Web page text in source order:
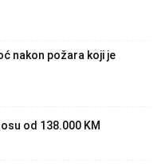
nakon požara koji je
od 138.000 KM